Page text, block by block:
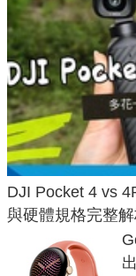
DJI Pocket 4 vs
與硬體規格完整